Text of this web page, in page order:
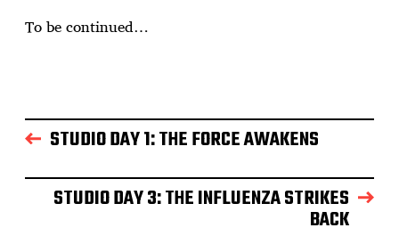
To be continued…
STUDIO DAY 1: THE FORCE AWAKENS
STUDIO DAY 3: THE INFLUENZA STRIKES
BACK